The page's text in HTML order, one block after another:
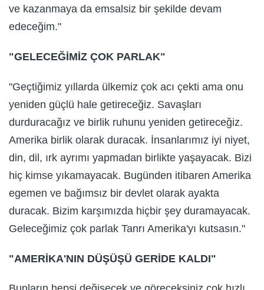
ve kazanmaya da emsalsiz bir şekilde devam
edeceğim."
"GELECEĞİMİZ ÇOK PARLAK"
"Geçtiğimiz yıllarda ülkemiz çok acı çekti ama onu
yeniden güçlü hale getireceğiz. Savaşları
durduracağız ve birlik ruhunu yeniden getireceğiz.
Amerika birlik olarak duracak. İnsanlarımız iyi niyet,
din, dil, ırk ayrımı yapmadan birlikte yaşayacak. Bizi
hiç kimse yıkamayacak. Bugünden itibaren Amerika
egemen ve bağımsız bir devlet olarak ayakta
duracak. Bizim karşımızda hiçbir şey duramayacak.
Geleceğimiz çok parlak Tanrı Amerika'yı kutsasın."
"AMERİKA'NIN DÜŞÜŞÜ GERİDE KALDI"